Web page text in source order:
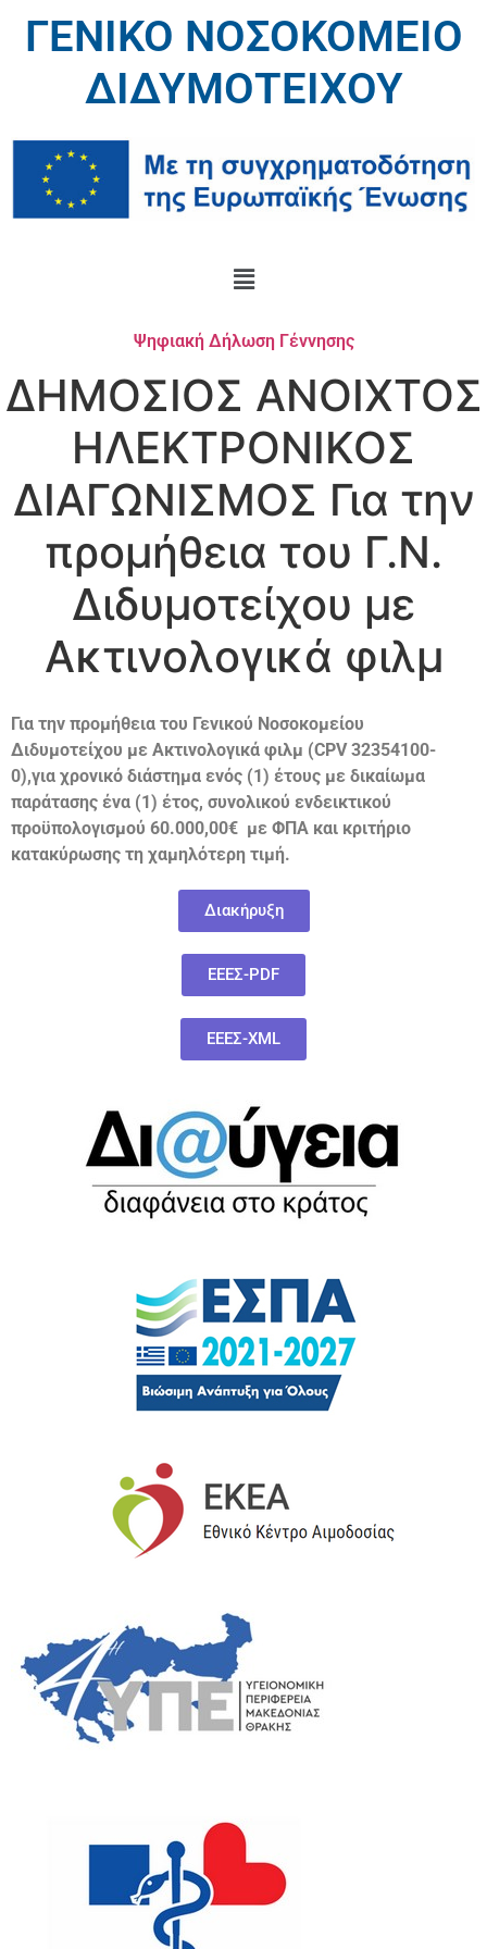
ΓΕΝΙΚΟ ΝΟΣΟΚΟΜΕΙΟ
ΔΙΔΥΜΟΤΕΙΧΟΥ
Ψηφιακή Δήλωση Γέννησης
ΔΗΜΟΣΙΟΣ ΑΝΟΙΧΤΟΣ
ΗΛΕΚΤΡΟΝΙΚΟΣ
ΔΙΑΓΩΝΙΣΜΟΣ Για την
προμήθεια του Γ.Ν.
Διδυμοτείχου με
Ακτινολογικά φιλμ
Για την προμήθεια του Γενικού Νοσοκομείου
Διδυμοτείχου με Ακτινολογικά φιλμ (CPV32354100-
0),για χρονικό διάστημα ενός (1) έτους με δικαίωμα
παράτασης ένα (1) έτος, συνολικού ενδεικτικού
προϋπολογισμού 60.000,00€ με ΦΠΑ και κριτήριο
κατακύρωσης τη χαμηλότερη τιμή.
Διακήρυξη
ΕΕΕΣ-PDF
ΕΕΕΣ-XML